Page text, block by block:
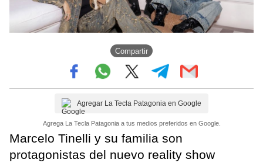
Compartir
Agregar La Tecla Patagonia en Google
Agrega La Tecla Patagonia a tus medios preferidos en Google.
Marcelo Tinelli y su familia son
protagonistas del nuevo reality show